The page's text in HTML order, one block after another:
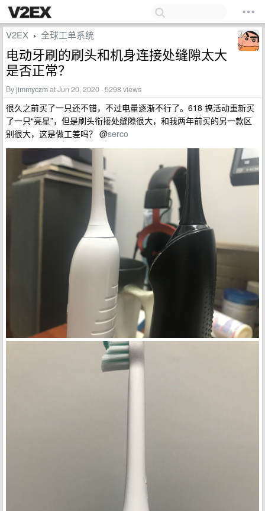
V2EX › 全球工单系统
电动牙刷的刷头和机身连接处缝隙太大
是否正常？
Byjimmyczmat Jun 20, 2020 · 5298 views
很久之前买了一只还不错，不过电量逐渐不行了。618 搞活动重新买
了一只“亮星”，但是刷头衔接处缝隙很大，和我两年前买的另一款区
别很大，这是做工差吗？ @serco